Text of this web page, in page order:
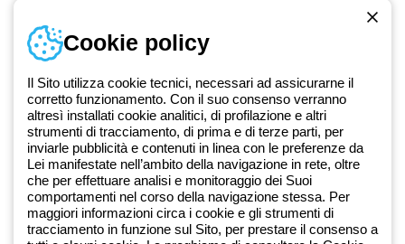
Dal 2025 Beghelli è parte del Gruppo GEWISS, all’interno
dell’ecosistema GEWISS LightZone, dove realizziamo soluzioni di
illuminazione integrate che trasformano la complessità in semplicità,
supportando professionisti e utenti finali nella realizzazione dei loro
bisogni.Scopri di più su GEWISS
Accedi o registrati
Formazione
Documentazione e software
Iscriviti alla newsletter
Cookie policy
Il Sito utilizza cookie tecnici, necessari ad assicurarne il
corretto funzionamento. Con il suo consenso verranno
altresì installati cookie analitici, di profilazione e altri
strumenti di tracciamento, di prima e di terze parti, per
inviarle pubblicità e contenuti in linea con le preferenze da
Lei manifestate nell’ambito della navigazione in rete, oltre
che per effettuare analisi e monitoraggio dei Suoi
comportamenti nel corso della navigazione stessa. Per
maggiori informazioni circa i cookie e gli strumenti di
tracciamento in funzione sul Sito, per prestare il consenso a